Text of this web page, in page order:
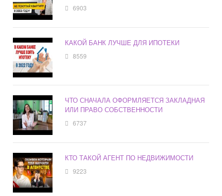
6903
КАКОЙ БАНК ЛУЧШЕ ДЛЯ ИПОТЕКИ
8559
ЧТО СНАЧАЛА ОФОРМЛЯЕТСЯ ЗАКЛАДНАЯ
ИЛИ ПРАВО СОБСТВЕННОСТИ
6737
КТО ТАКОЙ АГЕНТ ПО НЕДВИЖИМОСТИ
9223